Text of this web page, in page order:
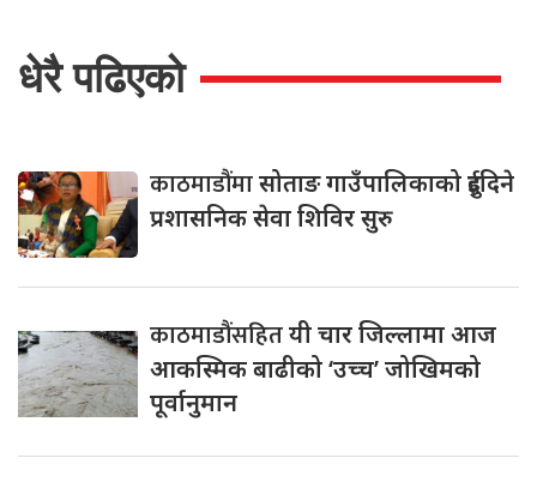
धेरै पढिएको
काठमाडौंमासोताङ गाउँपालिकाको दुईदिने
प्रशासनिक सेवा शिविर सुरु
काठमाडौंसहितयी चार जिल्लामा आज
आकस्मिक बाढीको ‘उच्च’ जोखिमको
पूर्वानुमान